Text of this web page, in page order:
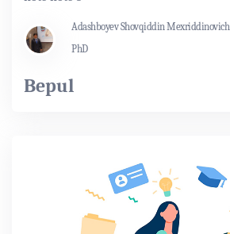
Adashboyev Shovqiddin Mexriddinovich
PhD
Bepul